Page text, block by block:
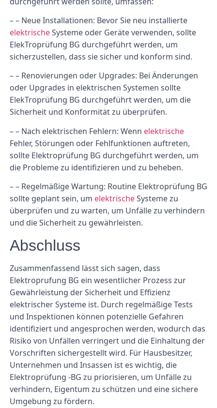
– – Neue Installationen: Bevor Sie neu installierte
elektrischeSysteme oder Geräte verwenden, sollte
ElekTroprüfung BG durchgeführt werden, um
sicherzustellen, dass sie sicher und konform sind.
– – Renovierungen oder Upgrades: Bei Änderungen
oder Upgrades in elektrischen Systemen sollte
ElekTroprüfung BG durchgeführt werden, um die
Sicherheit und Konformität zu überprüfen.
– – Nach elektrischen Fehlern: Wenn elektrische
Fehler, Störungen oder Fehlfunktionen auftreten,
sollte Elektroprüfung BG durchgeführt werden, um
die Probleme zu identifizieren und zu beheben.
– – Regelmäßige Wartung: Routine Elektroprüfung BG
sollte geplant sein, um elektrischeSysteme zu
überprüfen und zu warten, um Unfälle zu verhindern
und die Sicherheit zu gewährleisten.
Abschluss
Zusammenfassend lässt sich sagen, dass
Elektroprufung BG ein wesentlicher Prozess zur
Gewährleistung der Sicherheit und Effizienz
elektrischer Systeme ist. Durch regelmäßige Tests
und Inspektionen können potenzielle Gefahren
identifiziert und angesprochen werden, wodurch das
Risiko von Unfällen verringert und die Einhaltung der
Vorschriften sichergestellt wird. Für Hausbesitzer,
Unternehmen und Insassen ist es wichtig, die
Elektroprüfung -BG zu priorisieren, um Unfälle zu
verhindern, Eigentum zu schützen und eine sichere
Umgebung zu fördern.